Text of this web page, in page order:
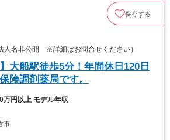
保存する
人名非公開 ※詳細はお問合せください）
大船駅徒歩5分！年間休日120日
険調剤薬局です。
万円以上 モデル年収
市